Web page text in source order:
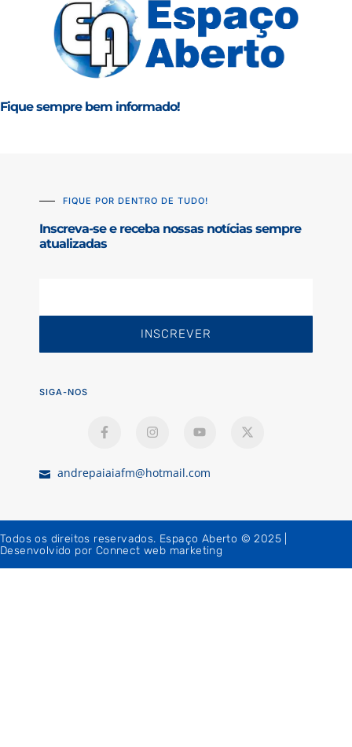
Fique sempre bem informado!
FIQUE POR DENTRO DE TUDO!
Inscreva-se e receba nossas notícias sempre
atualizadas
INSCREVER
SIGA-NOS
andrepaiaiafm@hotmail.com
Todos os direitos reservados. Espaço Aberto © 2025 |
Desenvolvido por Connect web marketing